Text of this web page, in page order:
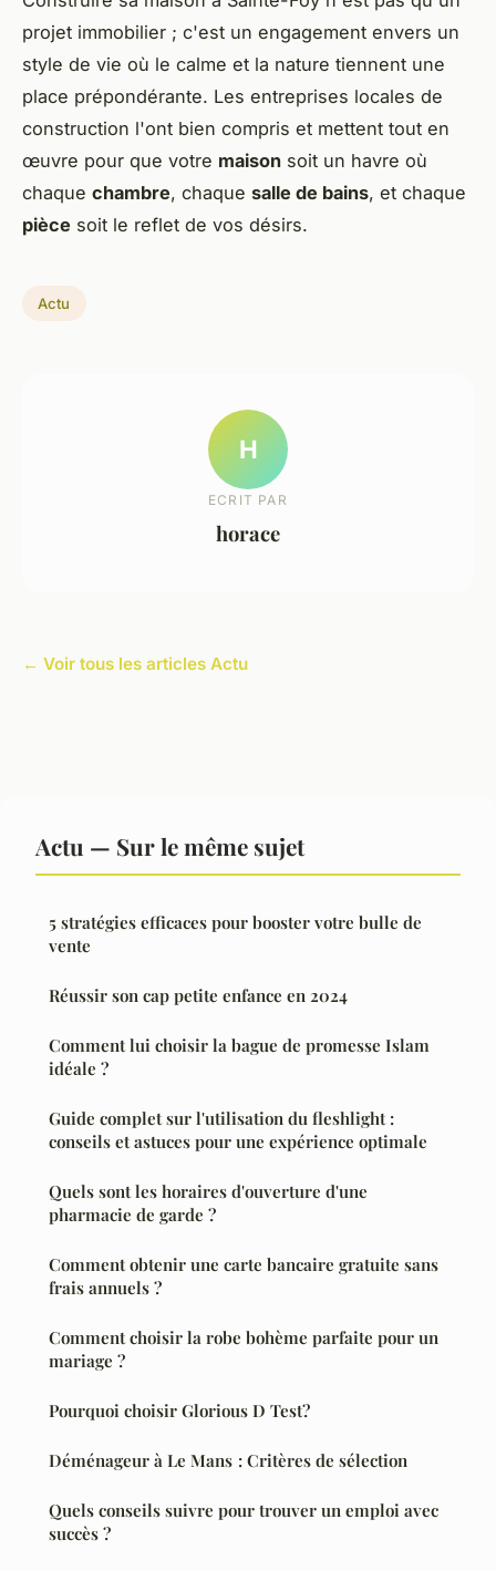
projet immobilier ; c'est un engagement envers un
style de vie où le calme et la nature tiennent une
place prépondérante. Les entreprises locales de
construction l'ont bien compris et mettent tout en
œuvre pour que votre maison soit un havre où
chaque chambre, chaque salle de bains, et chaque
pièce soit le reflet de vos désirs.
Actu
H
ECRIT PAR
horace
← Voir tous les articles Actu
Actu — Sur le même sujet
5 stratégies efficaces pour booster votre bulle de
vente
Réussir son cap petite enfance en 2024
Comment lui choisir la bague de promesse Islam
idéale ?
Guide complet sur l'utilisation du fleshlight :
conseils et astuces pour une expérience optimale
Quels sont les horaires d'ouverture d'une
pharmacie de garde ?
Comment obtenir une carte bancaire gratuite sans
frais annuels ?
Comment choisir la robe bohème parfaite pour un
mariage ?
Pourquoi choisir Glorious D Test?
Déménageur à Le Mans : Critères de sélection
Quels conseils suivre pour trouver un emploi avec
succès ?